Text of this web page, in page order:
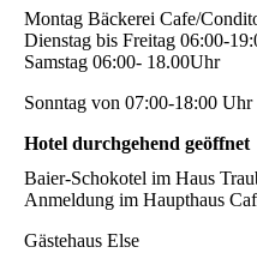
Montag Bäckerei Cafe/
Dienstag bis Freitag 06:00-
Samstag 06:00- 18.00Uhr
Sonntag von 07:00-18:00 Uhr
Hotel durchgehend geöffnet
Baier-Schokotel im Haus
Anmeldung im Haupthaus
Gästehaus Else